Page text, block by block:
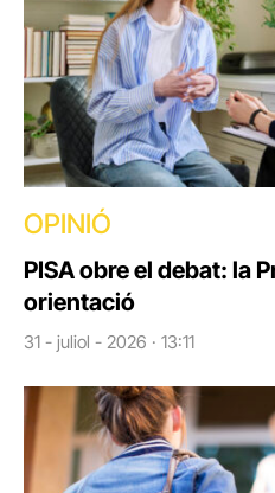
OPINIÓ
PISA obre el debat: la
orientació
31 - juliol - 2026 · 13:11